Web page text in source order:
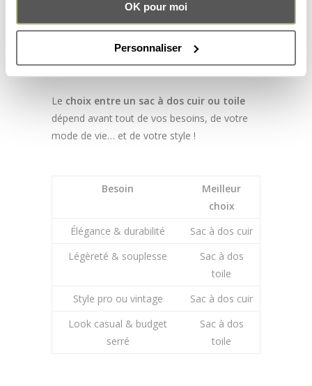
OK pour moi
Personnaliser
6. VERDICT : CUIR OU TOILE
POUR UN USAGE QUOTIDIEN
?
Le choix entre un sac à dos cuir ou toile
dépend avant tout de vos besoins, de votre
mode de vie… et de votre style !
Besoin
Meilleur
choix
Élégance & durabilité
Sac à dos cuir
Légèreté & souplesse
Sac à dos
toile
Style pro ou vintage
Sac à dos cuir
Look casual & budget
serré
Sac à dos
toile